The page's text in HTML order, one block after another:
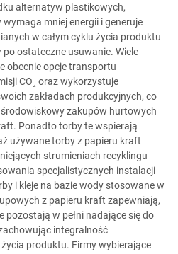
alternatyw plastikowych,
mniej energii i generuje
w całym cyklu życia produktu
ostateczne usuwanie. Wiele
obecnie opcje transportu
CO₂ oraz wykorzystuje
zakładach produkcyjnych, co
zakupów hurtowych
Ponadto torby te wspierają
używane torby z papieru kraft
strumieniach recyklingu
specjalistycznych instalacji
i kleje na bazie wody stosowane w
z papieru kraft zapewniają,
w pełni nadające się do
integralność
produktu. Firmy wybierające